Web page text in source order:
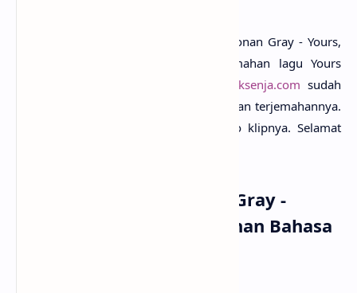
Setelah mengetahui apa makna lagu Conan Gray - Yours,
mungkin kamu juga ingin tau terjemahan lagu Yours
anaksenja.com sudah
menyediakan Conan Gray - Yours lirik dan terjemahannya.
Tak lupa juga beserta musik dan vidio klipnya. Selamat
Lirik Lagu Conan Gray -
Yours dengan Terjemahan Bahasa